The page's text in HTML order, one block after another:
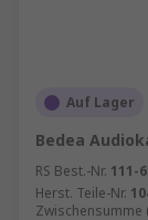
Auf Lager
Bedea
RS Best.-Nr. 111-
Herst. Teile-Nr.
Zwischensumme